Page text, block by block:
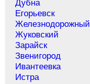
Дубна
Егорьевск
Железнодорожный
Жуковский
Зарайск
Звенигород
Ивантеевка
Истра